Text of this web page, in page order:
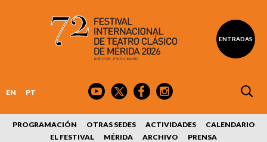
ENTRADAS
EN PT
PROGRAMACIÓN OTRAS SEDES ACTIVIDADES
CALENDARIO
EL FESTIVAL
MÉRIDA ARCHIVO PRENSA